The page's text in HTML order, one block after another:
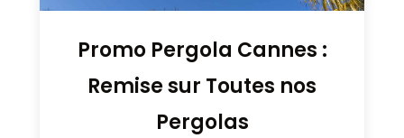
Promo Pergola Cannes :
Remise sur Toutes nos
Pergolas